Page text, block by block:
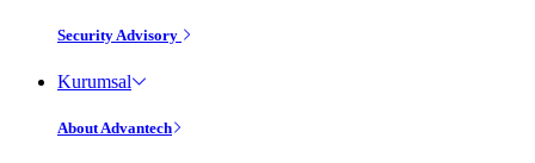
Security Advisory
Kurumsal
About Advantech